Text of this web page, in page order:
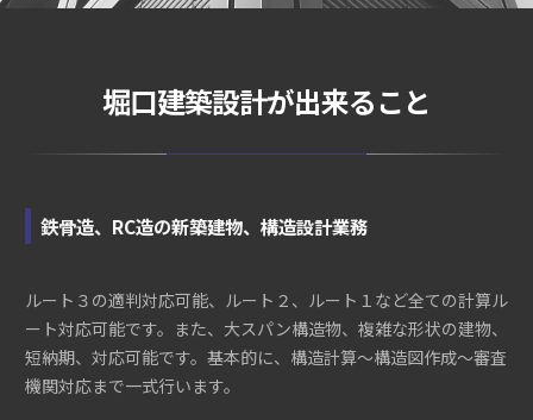
堀口建築設計が出来ること
鉄骨造、RC造の新築建物、構造設計業務
ルート３の適判対応可能、ルート２、ルート１など全ての計算ル
ート対応可能です。また、大スパン構造物、複雑な形状の建物、
短納期、対応可能です。基本的に、構造計算～構造図作成～審査
機関対応まで一式行います。